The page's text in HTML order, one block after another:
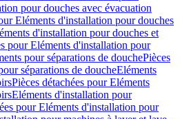
pour douches avec évacuation
Eléments d'installation pour douches
d'installation pour douches et
pour Eléments d'installation pour
pour séparations de douchePièces
séparations de doucheEléments
Pièces détachées pour Eléments
Eléments d'installation pour
pour Eléments d'installation pour